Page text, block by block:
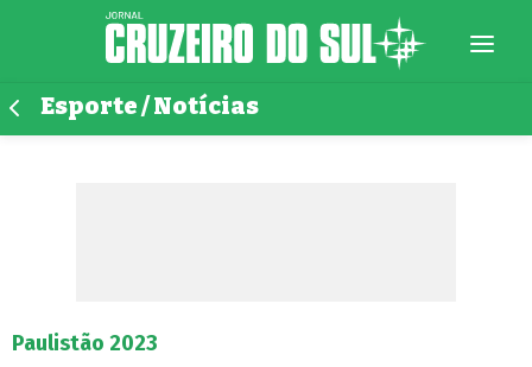
Esporte / Notícias
Paulistão 2023